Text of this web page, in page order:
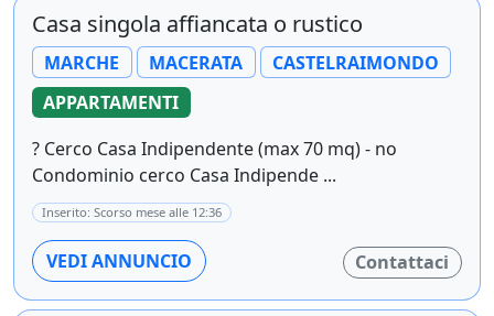
Casa singola affiancata o rustico
MARCHE MACERATA
CASTELRAIMONDO
APPARTAMENTI
? Cerco Casa Indipendente (max 70 mq) - no
Condominio cerco Casa Indipende ...
Inserito: Scorso mese alle 12:36
VEDI ANNUNCIO Contattaci